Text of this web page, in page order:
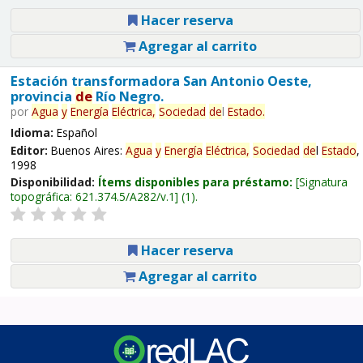
Hacer reserva
Agregar al carrito
Estación transformadora San Antonio Oeste,
provincia deRío Negro.
por Agua y Energía Eléctrica, Sociedad del Estado.
Idioma: Español
Editor: Buenos Aires: Agua y Energía Eléctrica, Sociedad del Estado,
1998
Disponibilidad: Ítems disponibles para préstamo: Signatura
topográfica: 621.374.5/A282/v.1 (1).
Hacer reserva
Agregar al carrito